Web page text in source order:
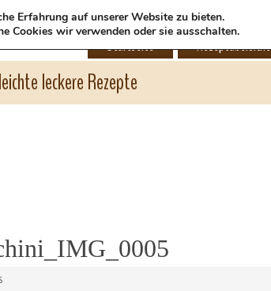
leckere Rezepte
Startseite Rezeptübersicht
Erfahrung auf unserer Website zu bieten.
Cookies wir verwenden oder sie ausschalten.